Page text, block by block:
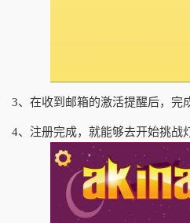
3、在收到邮箱的激活提醒后，完
4、注册完成，就能够去开始挑战